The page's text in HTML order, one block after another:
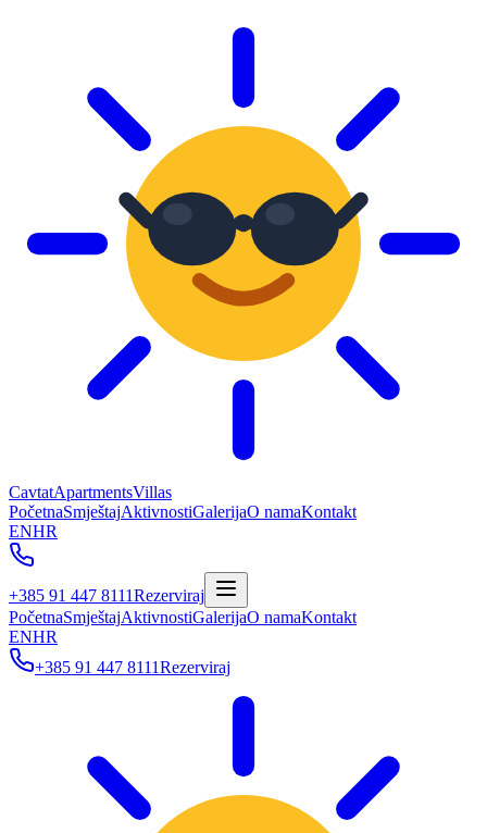
CavtatApartmentsVillas
PočetnaSmještajAktivnostiGalerijaO namaKontakt
ENHR
+385 91 447 8111Rezerviraj
PočetnaSmještajAktivnostiGalerijaO namaKontakt
ENHR
+385 91 447 8111Rezerviraj